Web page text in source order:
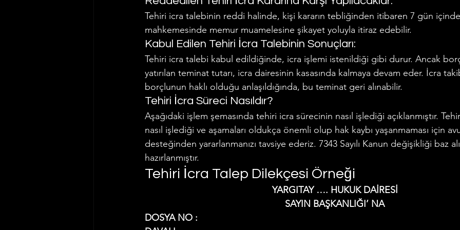
Tehiri icra talebinin reddi halinde, kişi kararın tebliğinden itibaren 7 gün
mahkemesinde memur muamelesine şikayet yoluyla itiraz edebilir.
Kabul Edilen Tehiri İcra Talebinin Sonuçları:
Tehiri icra talebi kabul edildiğinde, icra işlemi istenildiği gibi durur. Ancak
yatırılan teminat tutarı, icra dairesinin kasasında kalmaya devam eder. İcra
borçlunun haklı olduğu anlaşıldığında, bu teminat geri alınabilir.
Tehiri İcra Süreci Nasıldır?
Aşağıdaki işlem şemasında tehiri icra sürecinin nasıl işlediği açıklanmıştır.
nasıl işlediği ve aşamaları oldukça önemli olup hak kaybı yaşanmaması için
desteğinden yararlanmanızı tavsiye ederiz. 7343 Sayılı Kanun değişikliği baz
hazırlanmıştır.
Tehiri İcra Talep Dilekçesi Örneği
YARGITAY …. HUKUK DAİRESİ
SAYIN BAŞKANLIĞI’ NA
DOSYA NO :